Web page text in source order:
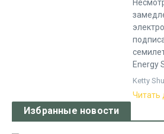
Energy
Ketty Shu
Читать
Избранные новости